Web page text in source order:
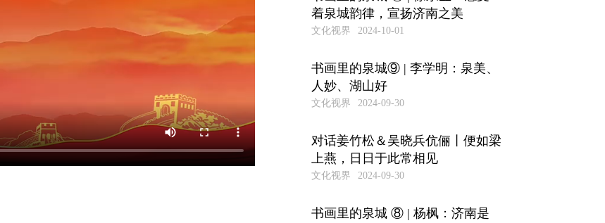
着泉城韵律，宣扬济南之美
文化视界 2024-10-01
书画里的泉城⑨ | 李学明：泉美、
人妙、湖山好
文化视界 2024-09-30
对话姜竹松＆吴晓兵伉俪丨便如梁
上燕，日日于此常相见
文化视界 2024-09-30
书画里的泉城 ⑧ | 杨枫：济南是